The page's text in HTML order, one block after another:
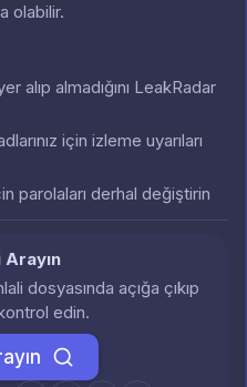
olabilir.
alıp almadığını LeakRadar
için izleme uyarıları
parolaları derhal değiştirin
Arayın
dosyasında açığa çıkıp
kontrol edin.